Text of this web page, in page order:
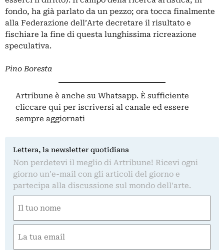
fondo, ha già parlato da un pezzo; ora tocca finalmente
alla Federazione dell’Arte decretare il risultato e
fischiare la fine di questa lunghissima ricreazione
speculativa.
Pino Boresta
Artribune è anche su Whatsapp. È sufficiente
cliccare qui per iscriversi al canale ed essere
sempre aggiornati
Lettera, la newsletter quotidiana
Non perdetevi il meglio di Artribune! Ricevi ogni
giorno un'e-mail con gli articoli del giorno e
partecipa alla discussione sul mondo dell'arte.
(Obbligatorio)
Nome
(Obbligatorio)